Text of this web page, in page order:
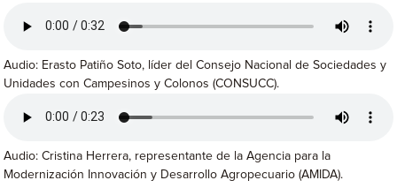
Audio: Erasto Patiño Soto, líder del Consejo Nacional de Sociedades y
Unidades con Campesinos y Colonos (CONSUCC).
Audio: Cristina Herrera, representante de la Agencia para la
Modernización Innovación y Desarrollo Agropecuario (AMIDA).